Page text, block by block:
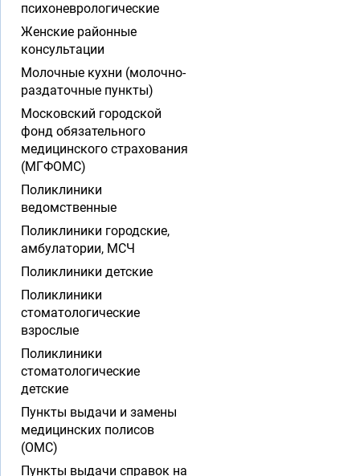
психоневрологические
Женские районные
консультации
Молочные кухни (молочно-
раздаточные пункты)
Московский городской
фонд обязательного
медицинского страхования
(МГФОМС)
Поликлиники
ведомственные
Поликлиники городские,
амбулатории, МСЧ
Поликлиники детские
Поликлиники
стоматологические
взрослые
Поликлиники
стоматологические
детские
Пункты выдачи и замены
медицинских полисов
(ОМС)
Пункты выдачи справок на